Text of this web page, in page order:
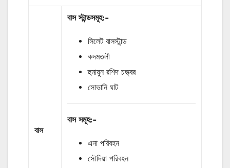
বাস
বাস স্টান্ডসমূহ:-
সিলেট বাসস্টান্ড
কদমতলী
হুমায়ুন রশিদ চত্ত্বর
সোভানি ঘাট
বাস সমূহ:-
এনা পরিবহন
সৌদিয়া পরিবহন